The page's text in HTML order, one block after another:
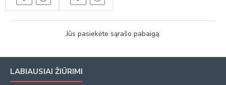
Jūs pasiekėte sąrašo pabaigą.
LABIAUSIAI ŽIŪRIMI